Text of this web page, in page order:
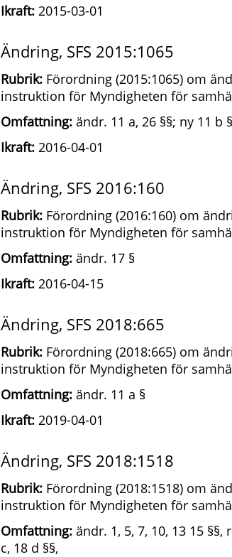
Ikraft: 2015-03-01
Ändring, SFS 2015:1065
Rubrik: Förordning (2015:1065) om
instruktion för Myndigheten för
Omfattning: ändr. 11 a, 26 §§; ny 11 b §
Ikraft: 2016-04-01
Ändring, SFS 2016:160
Rubrik: Förordning (2016:160) om
instruktion för Myndigheten för
Omfattning: ändr. 17 §
Ikraft: 2016-04-15
Ändring, SFS 2018:665
Rubrik: Förordning (2018:665) om
instruktion för Myndigheten för
Omfattning: ändr. 11 a §
Ikraft: 2019-04-01
Ändring, SFS 2018:1518
Rubrik: Förordning (2018:1518) om
instruktion för Myndigheten för
Omfattning: ändr. 1, 5, 7, 10, 13 15
c, 18 d §§,